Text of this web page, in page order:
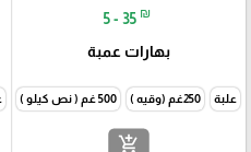
5 - 35 ₪
بهارات عمبة
علبة 250غم (وقيه ) 500 غم ( نص كيلو )
add_shopping_cart